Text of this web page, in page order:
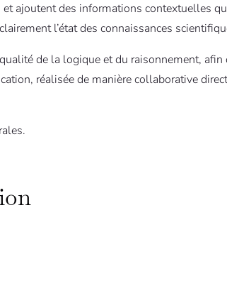
ajoutent des informations contextuelles
l’état des connaissances
de la logique et du raisonnement,
réalisée de manière collaborative